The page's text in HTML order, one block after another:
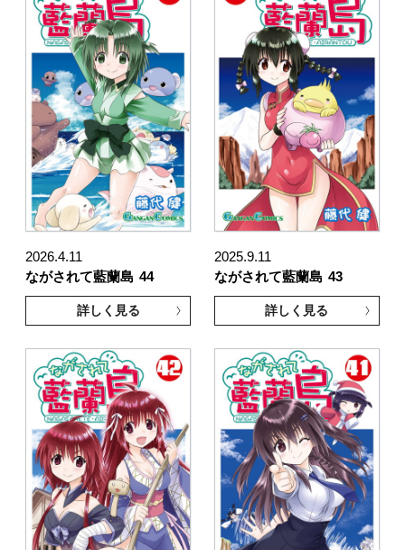
2026.4.11
ながされて藍蘭島 44
詳しく見る
2025.9.11
ながされて藍蘭島 43
詳しく見る